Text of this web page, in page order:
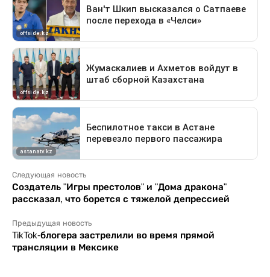
Следующая новость
Создатель "Игры престолов" и "Дома дракона"
рассказал, что борется с тяжелой депрессией
Предыдущая новость
TikTok-блогера застрелили во время прямой
трансляции в Мексике